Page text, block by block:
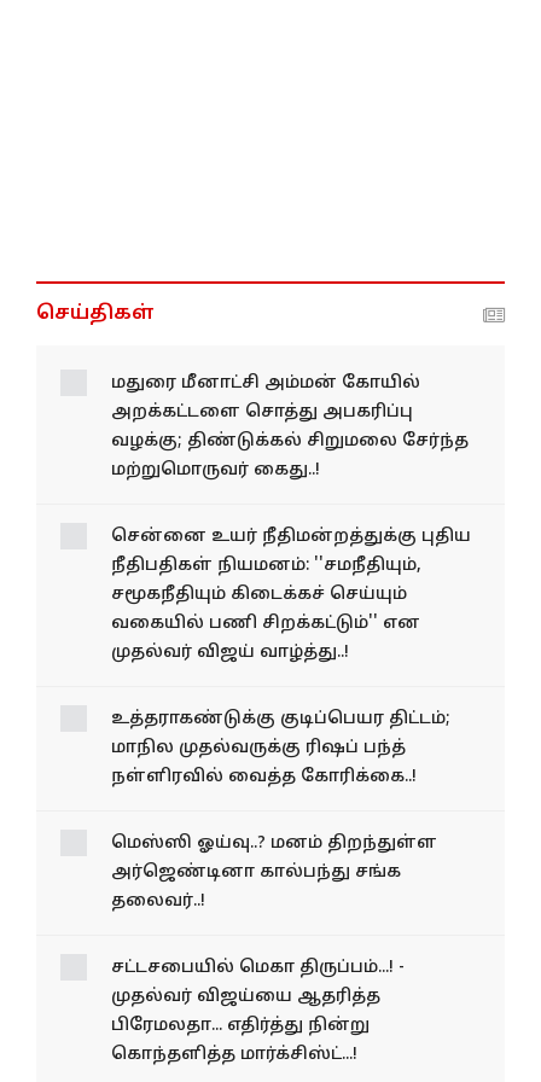
செய்திகள்
மதுரை மீனாட்சி அம்மன் கோயில்
அறக்கட்டளை சொத்து அபகரிப்பு
வழக்கு; திண்டுக்கல் சிறுமலை சேர்ந்த
மற்றுமொருவர் கைது..!
சென்னை உயர்
நீதிமன்றத்துக்கு புதிய
நீதிபதிகள் நியமனம்:
''சமநீதியும், சமூகநீதியும்
கிடைக்கச் செய்யும் வகையில்
முதல்வர் விஜய் வாழ்த்து..!
உத்தராகண்டுக்கு குடிப்பெயர திட்டம்;
நள்ளிரவில் வைத்த கோரிக்கை..!
மெஸ்ஸி ஓய்வு..? மனம் திறந்துள்ள
தலைவர்..!
சட்டசபையில் மெகா
திருப்பம்...! - முதல்வர்